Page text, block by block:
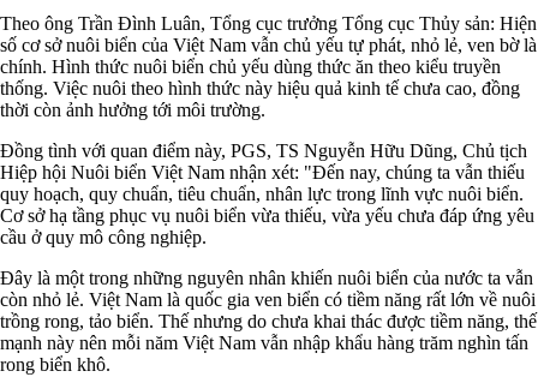
Theo ông Trần Đình Luân, Tổng cục trưởng Tổng cục Thủy sản: Hiện
số cơ sở nuôi biển của Việt Nam vẫn chủ yếu tự phát, nhỏ lẻ, ven bờ là
chính. Hình thức nuôi biển chủ yếu dùng thức ăn theo kiểu truyền
thống. Việc nuôi theo hình thức này hiệu quả kinh tế chưa cao, đồng
thời còn ảnh hưởng tới môi trường.
Đồng tình với quan điểm này, PGS, TS Nguyễn Hữu Dũng, Chủ tịch
Hiệp hội Nuôi biển Việt Nam nhận xét: "Đến nay, chúng ta vẫn thiếu
quy hoạch, quy chuẩn, tiêu chuẩn, nhân lực trong lĩnh vực nuôi biển.
Cơ sở hạ tầng phục vụ nuôi biển vừa thiếu, vừa yếu chưa đáp ứng yêu
cầu ở quy mô công nghiệp.
Đây là một trong những nguyên nhân khiến nuôi biển của nước ta vẫn
còn nhỏ lẻ. Việt Nam là quốc gia ven biển có tiềm năng rất lớn về nuôi
trồng rong, tảo biển. Thế nhưng do chưa khai thác được tiềm năng, thế
mạnh này nên mỗi năm Việt Nam vẫn nhập khẩu hàng trăm nghìn tấn
rong biển khô.